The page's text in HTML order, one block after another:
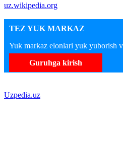
uz.wikipedia.org
TEZ YUK MARKAZ
Yuk markaz elonlari yuk yuborish
Guruhga kirish
Uzpedia.uz